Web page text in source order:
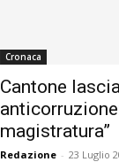
Cronaca
Cantone
magistratura”
Redazione - 23 Luglio